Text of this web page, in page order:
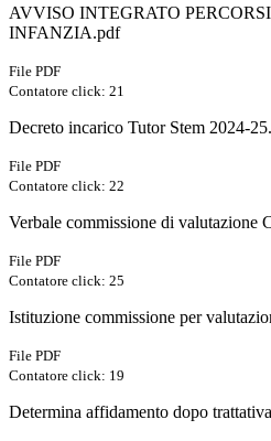
AVVISO INTEGRATO
INFANZIA.pdf
File PDF
Contatore click: 21
Decreto incarico Tutor Stem 2024-
File PDF
Contatore click: 22
Verbale commissione di valutazione
File PDF
Contatore click: 25
Istituzione commissione per
File PDF
Contatore click: 19
Determina affidamento dopo